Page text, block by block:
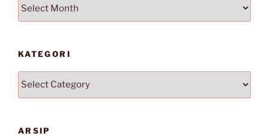
KATEGORI
Kategori
ARSIP